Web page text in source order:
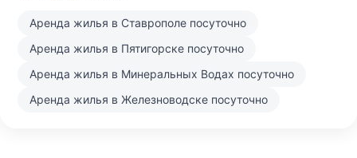
Аренда жилья в Ставрополе посуточно
Аренда жилья в Пятигорске посуточно
Аренда жилья в Минеральных Водах посуточно
Аренда жилья в Железноводске посуточно